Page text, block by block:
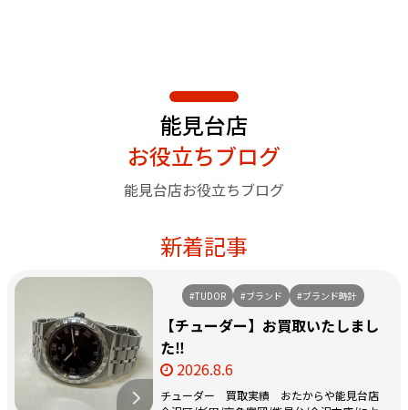
能見台店
お役立ちブログ
能見台店お役立ちブログ
新着記事
#TUDOR #ブランド #ブランド時計
【チューダー】お買取いたしまし
た‼️
2026.8.6
チューダー 買取実績 おたからや能見台店